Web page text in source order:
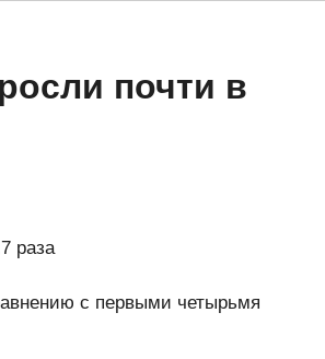
почти в
раза
с первыми четырьмя